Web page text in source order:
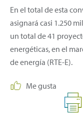
En el total de esta
asignará casi 1.250
un total de 41
energéticas, en el
de energía (RTE-E).
Me gusta